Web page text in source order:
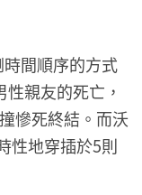
間順序的方式
親友的死亡，
慘死終結。而沃
性地穿插於5則